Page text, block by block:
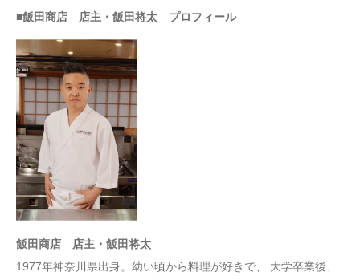
■飯田商店 店主・飯田将太 プロフィール
飯田商店 店主・飯田将太
1977年神奈川県出身。幼い頃から料理が好きで、 大学卒業後、